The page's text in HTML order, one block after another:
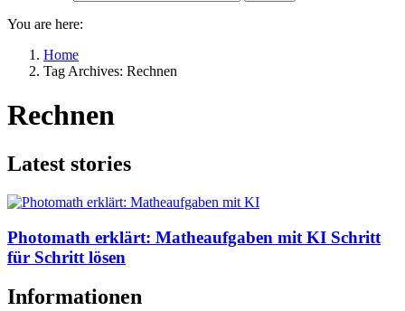
You are here:
Home
Tag Archives: Rechnen
Rechnen
Latest stories
Photomath erklärt: Matheaufgaben mit KI Schritt
für Schritt lösen
Informationen